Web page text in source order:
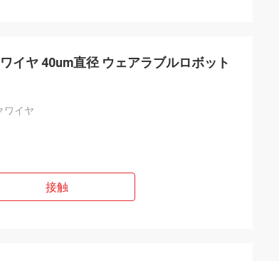
イヤ 40um直径 ウェアラブルロボット
ワイヤ
接触